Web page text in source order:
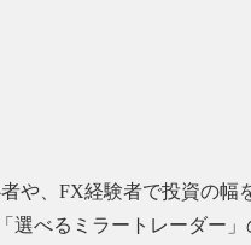
や、FX経験者で投資の幅
選べるミラートレーダー